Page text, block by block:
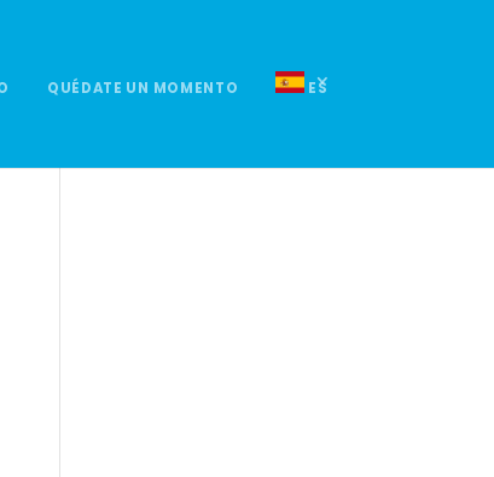
QUÉDATE UN MOMENTO ES